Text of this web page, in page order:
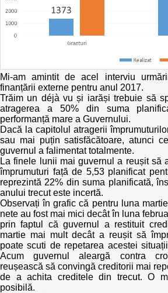
Consiliul consulativ internațional IDIS
Agenda Națională de Business
Puterea hibridă
15 minute de realism economic
Trend Hunter
Buletin EU-STRAT
Aplică la BUNELE PRACTICI
Transparența întreprinderilor de stat
Cele mai bune și cele mai proaste
Moldova
Democrația, independența și
publice-cheie din Moldova
Achiziții publice
Mi-am amintit de acel interviu
finanțării externe pentru anul 2017.
Trăim un déjà vu și iarăși trebuie să
atragerea a 50% din suma
performanță mare a Guvernului.
Dacă la capitolul atragerii
sau mai puțin satisfăcătoare, atunci
guvernul a falimentat totalmente.
La finele lunii mai guvernul a reușit să
împrumuturi față de 5,53 planificat
reprezintă 22% din suma planificată,
anului trecut este incertă.
Observați în grafic că pentru luna
nete au fost mai mici decât în luna
prin faptul că guvernul a restituit
martie mai mult decât a reușit să
poate scuti de repetarea acestei
Acum guvernul aleargă contra
reușească să convingă creditorii mai
de a achita creditele din trecut. O
posibilă.